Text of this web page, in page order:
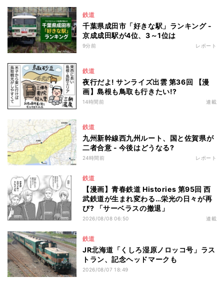
鉄道
千葉県成田市「好きな駅」ランキング -
京成成田駅が4位、3～1位は
9分前 レポート
鉄道
夜行だよ! サンライズ出雲 第36回 【漫
画】島根も鳥取も行きたい!?
14時間前 連載
鉄道
九州新幹線西九州ルート、国と佐賀県が
二者合意 - 今後はどうなる?
24時間前 レポート
鉄道
【漫画】青春鉄道 Histories 第95回 西
武鉄道が生まれ変わる…栄光の日々が再
び? 「サーベラスの撤退」
2026/08/08 06:50 連載
鉄道
JR北海道「くしろ湿原ノロッコ号」ラス
トラン、記念ヘッドマークも
2026/08/07 18:49